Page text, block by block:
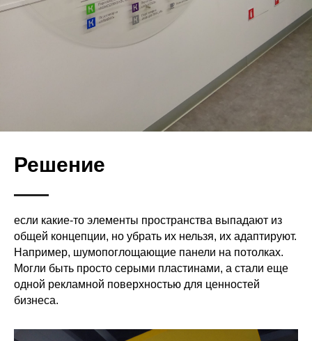
Решение
если какие-то элементы пространства выпадают из
общей концепции, но убрать их нельзя, их адаптируют.
Например, шумопоглощающие панели на потолках.
Могли быть просто серыми пластинами, а стали еще
одной рекламной поверхностью для ценностей
бизнеса.